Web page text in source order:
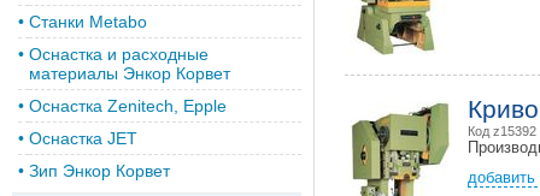
• Станки Metabo
• Оснастка и расходные
материалы Энкор Корвет
• Оснастка Zenitech, Epple
• Оснастка JET
• Зип Энкор Корвет
Код z15392
добавить